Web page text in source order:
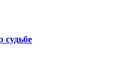
судьбе